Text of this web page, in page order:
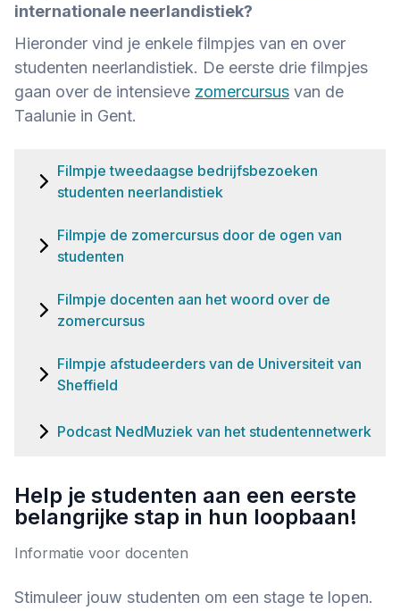
internationale neerlandistiek?
Hieronder vind je enkele filmpjes van en over
studenten neerlandistiek. De eerste drie filmpjes
gaan over de intensieve zomercursus van de
Taalunie in Gent.
Filmpje tweedaagse bedrijfsbezoeken
studenten neerlandistiek
Filmpje de zomercursus door de ogen van
studenten
Filmpje docenten aan het woord over de
zomercursus
Filmpje afstudeerders van de Universiteit van
Sheffield
Podcast NedMuziek van het studentennetwerk
Help je studenten aan een eerste
belangrijke stap in hun loopbaan!
Informatie voor docenten
Stimuleer jouw studenten om een stage te lopen.